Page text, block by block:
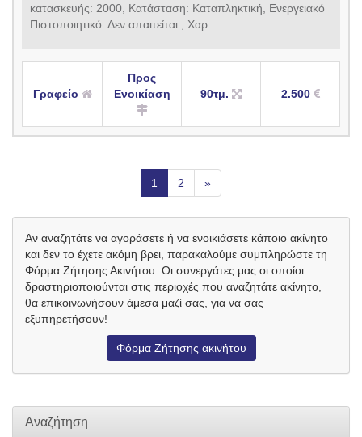
κατασκευής: 2000, Κατάσταση: Καταπληκτική, Ενεργειακό
Πιστοποιητικό: Δεν απαιτείται , Χαρ...
Γραφείο
Προς
Ενοικίαση
90τμ. 2.500
1 2 »
Αν αναζητάτε να αγοράσετε ή να ενοικιάσετε κάποιο ακίνητο
και δεν το έχετε ακόμη βρει, παρακαλούμε συμπληρώστε τη
Φόρμα Ζήτησης Ακινήτου. Οι συνεργάτες μας οι οποίοι
δραστηριοποιούνται στις περιοχές που αναζητάτε ακίνητο,
θα επικοινωνήσουν άμεσα μαζί σας, για να σας
εξυπηρετήσουν!
Φόρμα Ζήτησης ακινήτου
Αναζήτηση